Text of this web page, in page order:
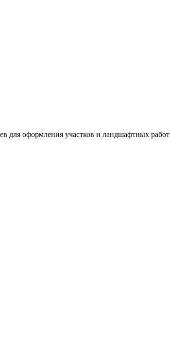
для оформления участков и ландшафтных работ